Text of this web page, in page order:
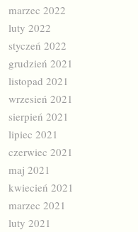
marzec 2022
luty 2022
styczeń 2022
grudzień 2021
listopad 2021
wrzesień 2021
sierpień 2021
lipiec 2021
czerwiec 2021
maj 2021
kwiecień 2021
marzec 2021
luty 2021